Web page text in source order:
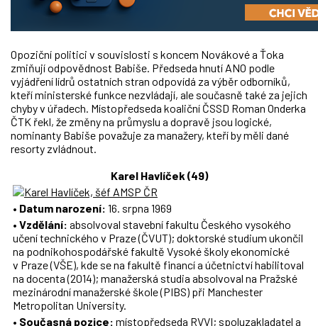
Opoziční politici v souvislosti s koncem Novákové a Ťoka
zmiňují odpovědnost Babiše. Předseda hnutí ANO podle
vyjádření lídrů ostatních stran odpovídá za výběr odborníků,
kteří ministerské funkce nezvládají, ale současně také za jejich
chyby v úřadech. Místopředseda koaliční ČSSD Roman Onderka
ČTK řekl, že změny na průmyslu a dopravě jsou logické,
nominanty Babiše považuje za manažery, kteří by měli dané
resorty zvládnout.
Karel Havlíček (49)
• Datum narození: 16. srpna 1969
• Vzdělání: absolvoval stavební fakultu Českého vysokého
učení technického v Praze (ČVUT); doktorské studium ukončil
na podnikohospodářské fakultě Vysoké školy ekonomické
v Praze (VŠE), kde se na fakultě financí a účetnictví habilitoval
na docenta (2014); manažerská studia absolvoval na Pražské
mezinárodní manažerské škole (PIBS) při Manchester
Metropolitan University.
• Současná pozice: místopředseda RVVI; spoluzakladatel a